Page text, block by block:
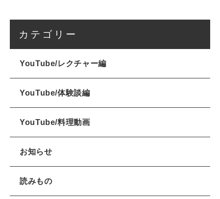
カテゴリー
YouTube/レクチャー編
YouTube/体験談編
YouTube/料理動画
お知らせ
読みもの